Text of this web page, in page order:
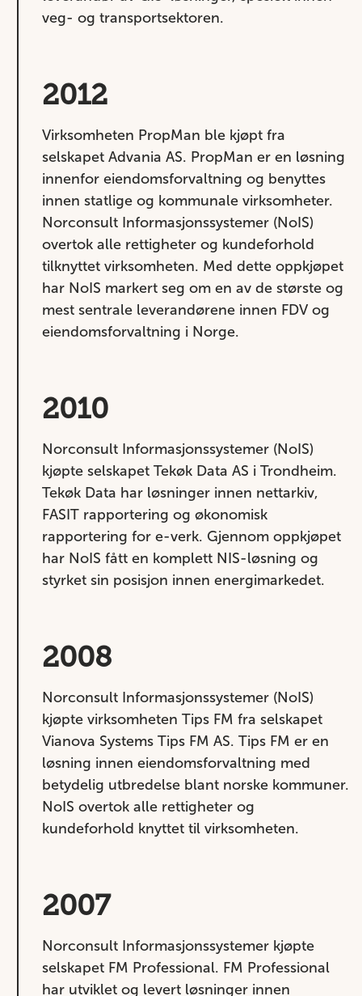
veg- og transportsektoren.
2012
Virksomheten PropMan ble kjøpt fra
selskapet Advania AS. PropMan er en løsning
innenfor eiendomsforvaltning og benyttes
innen statlige og kommunale virksomheter.
Norconsult Informasjonssystemer (NoIS)
overtok alle rettigheter og kundeforhold
tilknyttet virksomheten. Med dette oppkjøpet
har NoIS markert seg om en av de største og
mest sentrale leverandørene innen FDV og
eiendomsforvaltning i Norge.
2010
Norconsult Informasjonssystemer (NoIS)
kjøpte selskapet Tekøk Data AS i Trondheim.
Tekøk Data har løsninger innen nettarkiv,
FASIT rapportering og økonomisk
rapportering for e-verk. Gjennom oppkjøpet
har NoIS fått en komplett NIS-løsning og
styrket sin posisjon innen energimarkedet.
2008
Norconsult Informasjonssystemer (NoIS)
kjøpte virksomheten Tips FM fra selskapet
Vianova Systems Tips FM AS. Tips FM er en
løsning innen eiendomsforvaltning med
betydelig utbredelse blant norske kommuner.
NoIS overtok alle rettigheter og
kundeforhold knyttet til virksomheten.
2007
Norconsult Informasjonssystemer kjøpte
selskapet FM Professional. FM Professional
har utviklet og levert løsninger innen